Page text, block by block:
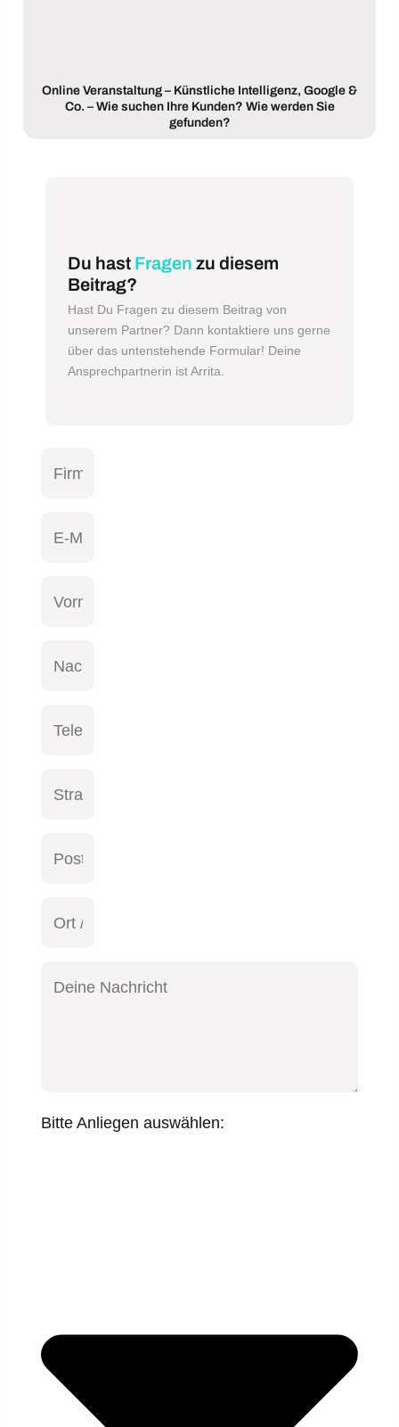
Online Veranstaltung – Künstliche Intelligenz, Google &
Co. – Wie suchen Ihre Kunden? Wie werden Sie
gefunden?
Du hast Fragen zu diesem
Beitrag?
Hast Du Fragen zu diesem Beitrag von
unserem Partner? Dann kontaktiere uns gerne
über das untenstehende Formular! Deine
Ansprechpartnerin ist Arrita.
Bitte Anliegen auswählen: